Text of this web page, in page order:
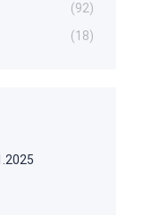
(92)
(18)